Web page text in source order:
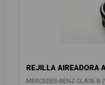
REJILLA AIREADORA
MERCEDES-BENZ CLASE B